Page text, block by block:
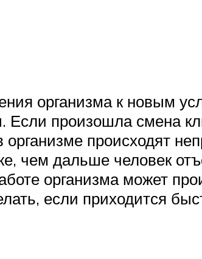
организма к новым
произошла смена
организме происходят
чем дальше человек
организма может
если приходится